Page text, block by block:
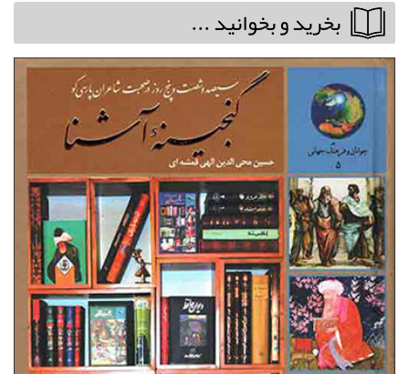
بخريد و بخوانيد ...